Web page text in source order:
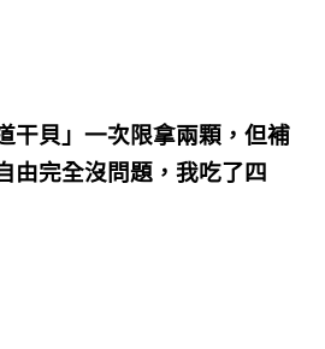
貝」 一次限拿兩顆，但補
由完全沒問題，我吃了四